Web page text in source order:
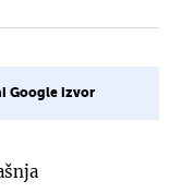
Google izvor